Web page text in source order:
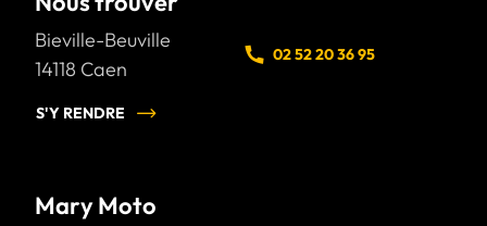
Bieville-Beuville
14118 Caen
S'Y RENDRE
02 52 20 36 95
Mary Moto